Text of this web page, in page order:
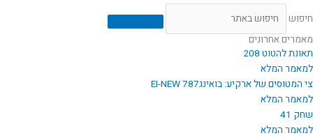
חיפוש
מאמרים אחרונים
תאונת להטוט 208
למאמר המלא
צי המטוסים של ארקיע: בואינג787 EI-NEW
למאמר המלא
שחק 41
למאמר המלא